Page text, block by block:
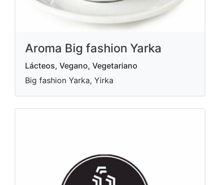
Aroma Big fashion Yarka
Lácteos, Vegano, Vegetariano
Big fashion Yarka, Yirka